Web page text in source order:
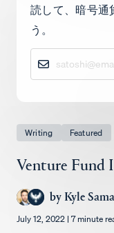
Policy
Writing Featured
Venture
by Kyle
July 12, 2022 | 7 minute
読して、暗号通
う。